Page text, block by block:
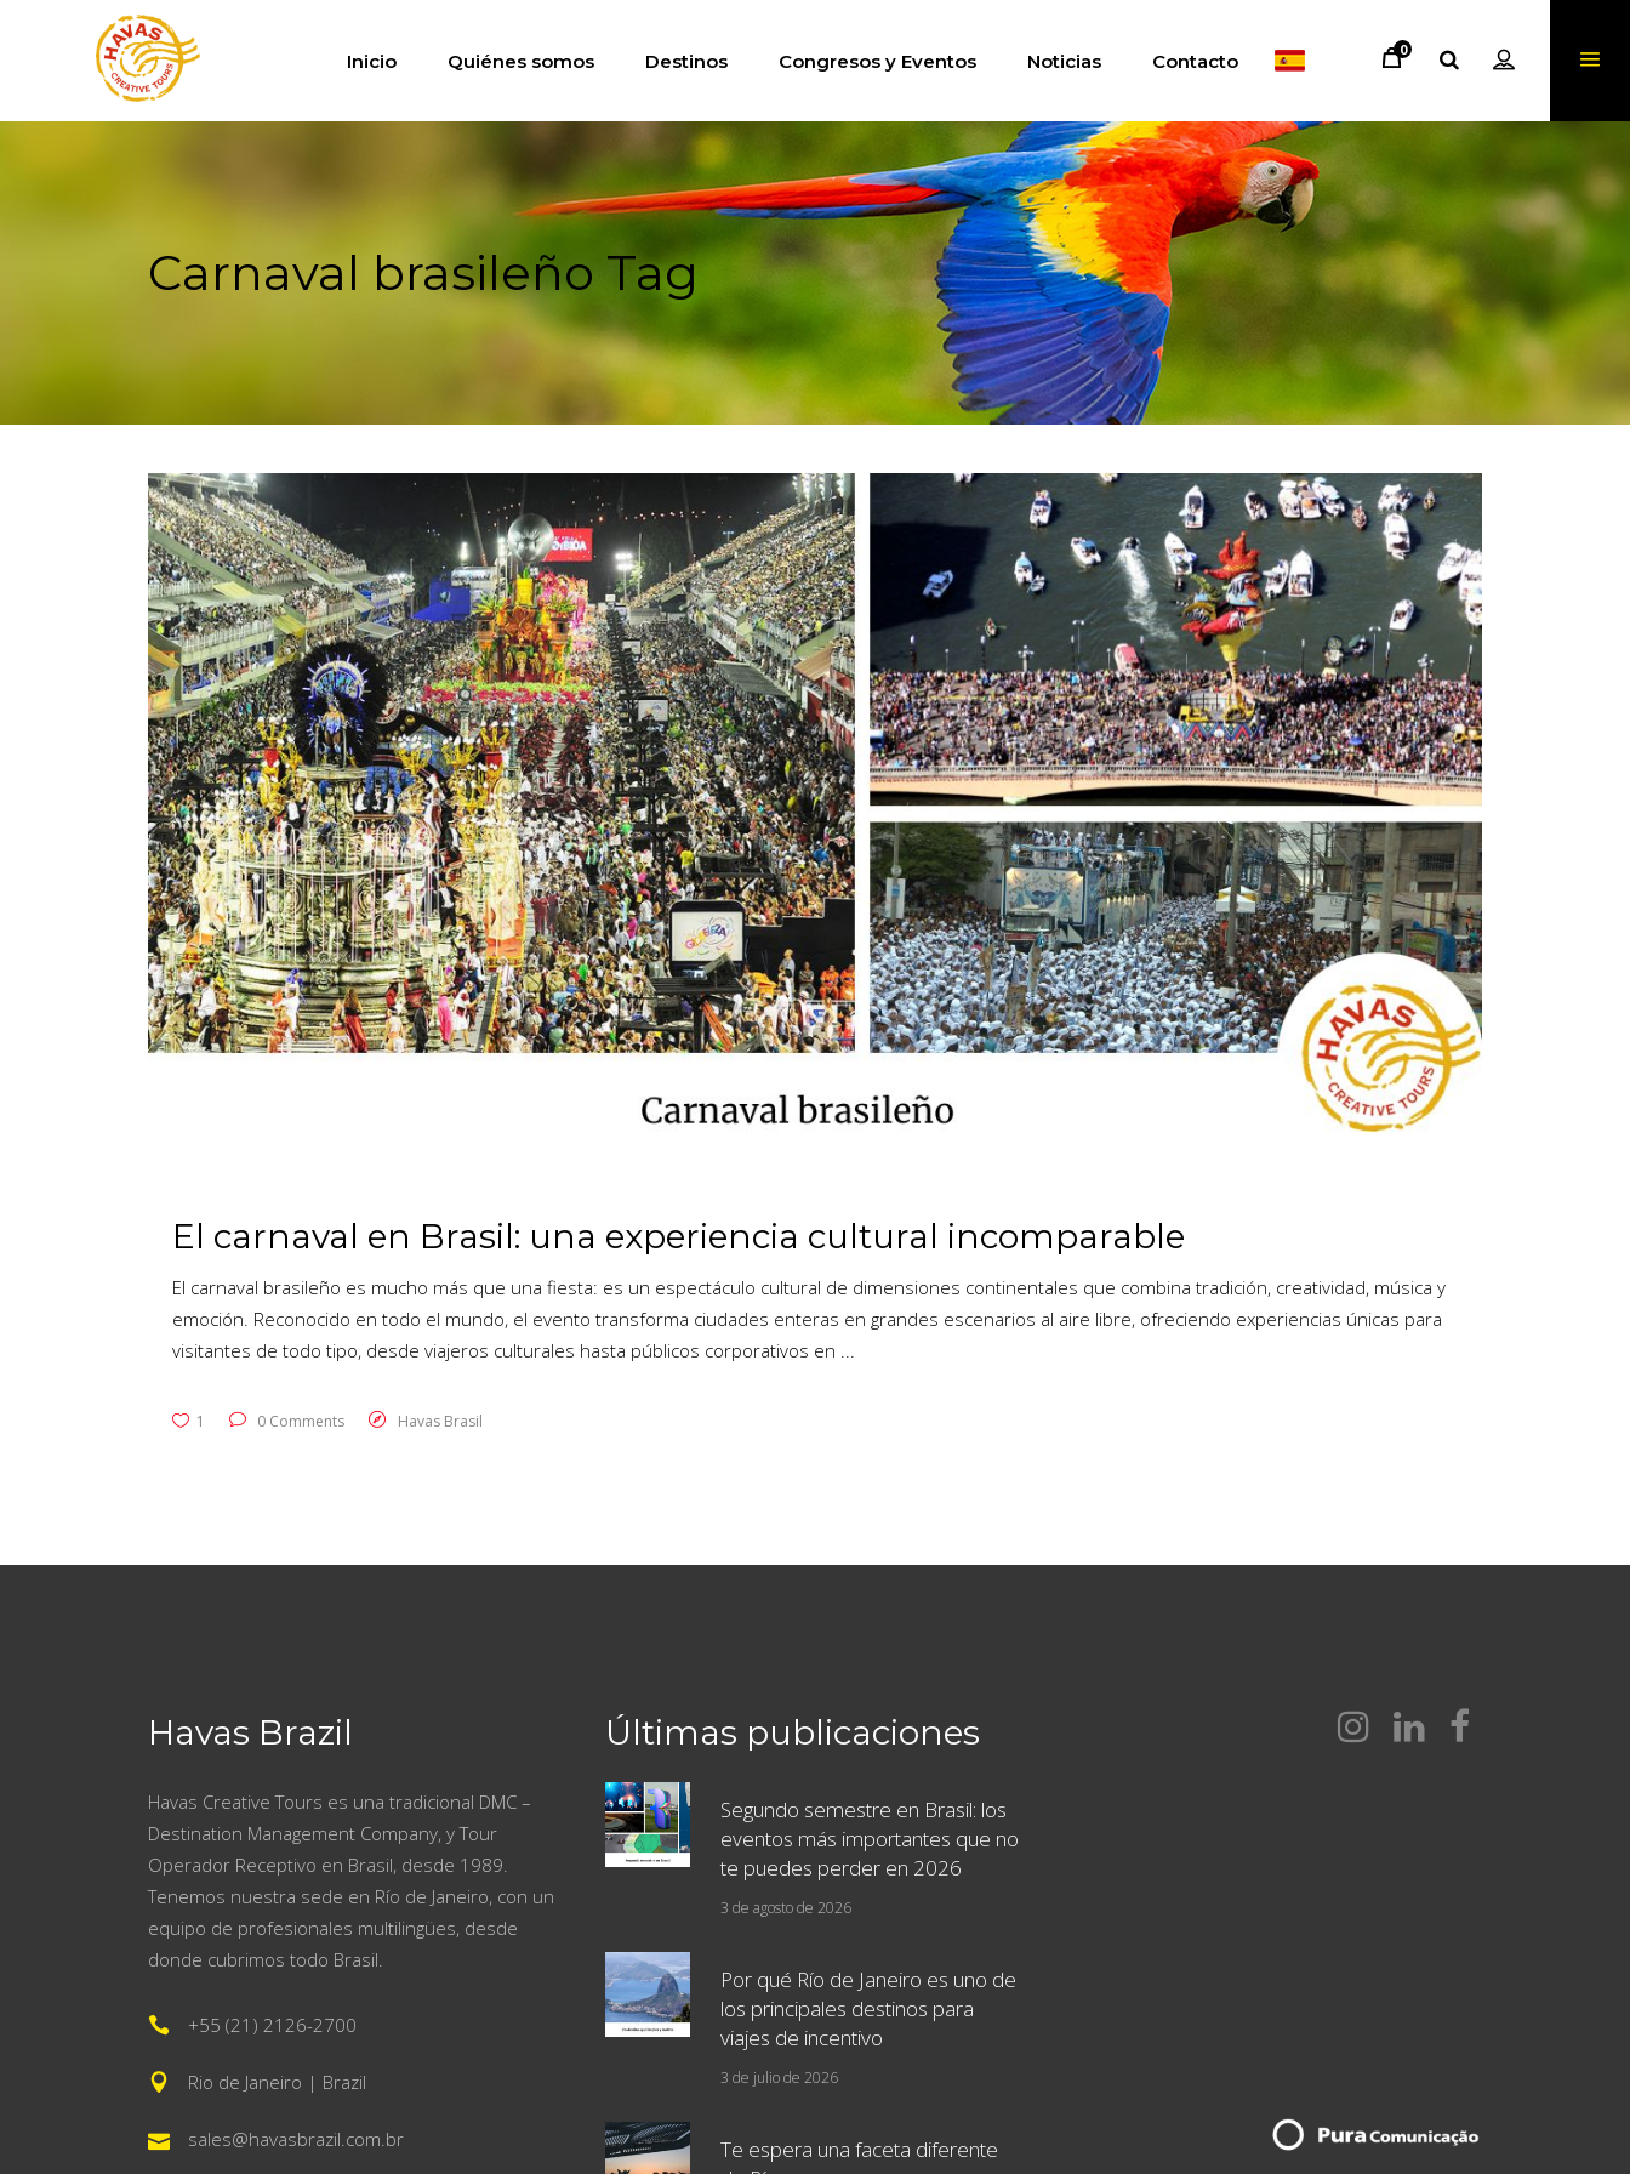
Inicio Quiénes somos Destinos Congresos y Eventos Noticias Contacto
0
Carnaval brasileño Tag
El carnaval en Brasil: una experiencia cultural incomparable
El carnaval brasileño es mucho más que una fiesta: es un espectáculo cultural de dimensiones continentales que combina tradición, creatividad, música y
emoción. Reconocido en todo el mundo, el evento transforma ciudades enteras en grandes escenarios al aire libre, ofreciendo experiencias únicas para
visitantes de todo tipo, desde viajeros culturales hasta públicos corporativos en
1 0 Comments Havas Brasil
Havas Brazil
Havas Creative Tours es una tradicional DMC –
Destination Management Company, y Tour
Operador Receptivo en Brasil, desde 1989.
Tenemos nuestra sede en Río de Janeiro, con un
equipo de profesionales multilingües, desde
donde cubrimos todo Brasil.
+55 (21) 2126-2700
Rio de Janeiro | Brazil
sales@havasbrazil.com.br
Últimas publicaciones
Segundo semestre en Brasil: los
eventos más importantes que no
te puedes perder en 2026
3 de agosto de 2026
Por qué Río de Janeiro es uno de
los principales destinos para
viajes de incentivo
3 de julio de 2026
Te espera una faceta diferente